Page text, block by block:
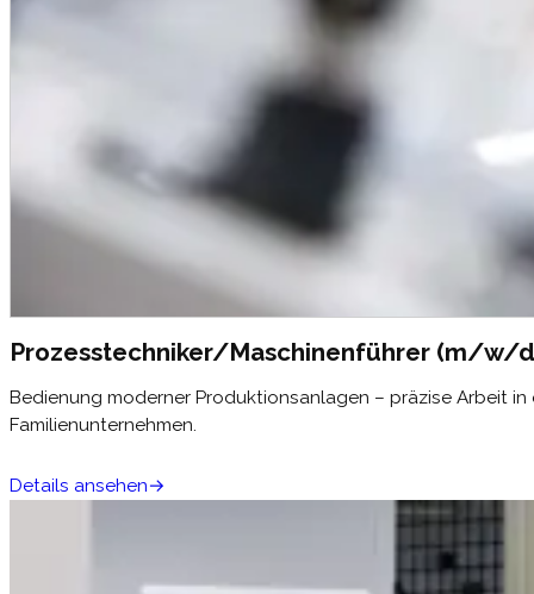
Prozesstechniker/Maschinenführer (m/w/
Bedienung moderner Produktionsanlagen – präzise Arbeit in
Familienunternehmen.
Details ansehen